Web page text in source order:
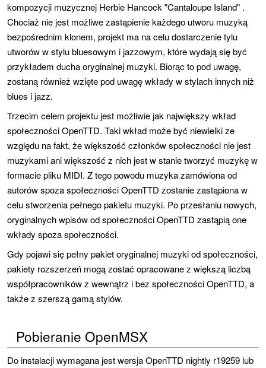
kompozycji muzycznej Herbie Hancock "Cantaloupe Island" .
Chociaż nie jest możliwe zastąpienie każdego utworu muzyką
bezpośrednim klonem, projekt ma na celu dostarczenie tylu
utworów w stylu bluesowym i jazzowym, które wydają się być
przykładem ducha oryginalnej muzyki. Biorąc to pod uwagę,
zostaną również wzięte pod uwagę wkłady w stylach innych niż
blues i jazz.
Trzecim celem projektu jest możliwie jak największy wkład
społeczności OpenTTD. Taki wkład może być niewielki ze
względu na fakt, że większość członków społeczności nie jest
muzykami ani większość z nich jest w stanie tworzyć muzykę w
formacie pliku MIDI. Z tego powodu muzyka zamówiona od
autorów spoza społeczności OpenTTD zostanie zastąpiona w
celu stworzenia pełnego pakietu muzyki. Po przesłaniu nowych,
oryginalnych wpisów od społeczności OpenTTD zastąpią one
wkłady spoza społeczności.
Gdy pojawi się pełny pakiet oryginalnej muzyki od społeczności,
pakiety rozszerzeń mogą zostać opracowane z większą liczbą
współpracowników z wewnątrz i bez społeczności OpenTTD, a
także z szerszą gamą stylów.
Pobieranie OpenMSX
Do instalacji wymagana jest wersja OpenTTD nightly r19259 lub